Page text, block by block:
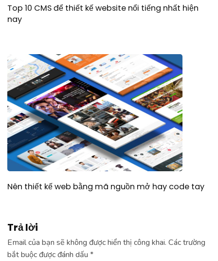
Top 10 CMS để thiết kế website nổi tiếng nhất hiện
nay
Nên thiết kế web bằng mã nguồn mở hay code tay
Trả lời
Email của bạn sẽ không được hiển thị công khai. Các trường
bắt buộc được đánh dấu *